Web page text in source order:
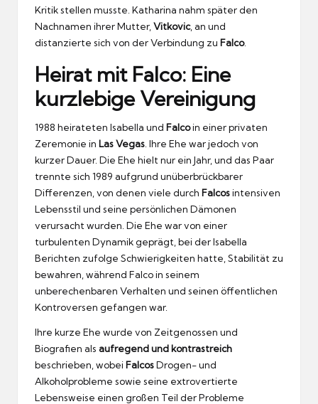
Kritik stellen musste. Katharina nahm später den
Nachnamen ihrer Mutter, Vitkovic, an und
distanzierte sich von der Verbindung zu Falco.
Heirat mit Falco: Eine
kurzlebige Vereinigung
1988 heirateten Isabella und Falcoin einer privaten
Zeremonie in Las Vegas . Ihre Ehe war jedoch von
kurzer Dauer. Die Ehe hielt nur ein Jahr, und das Paar
trennte sich 1989 aufgrund unüberbrückbarer
Differenzen, von denen viele durch Falcosintensiven
Lebensstil und seine persönlichen Dämonen
verursacht wurden. Die Ehe war von einer
turbulenten Dynamik geprägt, bei der Isabella
Berichten zufolge Schwierigkeiten hatte, Stabilität zu
bewahren, während Falco in seinem
unberechenbaren Verhalten und seinen öffentlichen
Kontroversen gefangen war.
Ihre kurze Ehe wurde von Zeitgenossen und
Biografien als aufregend und kontrastreich
beschrieben, wobeiFalcosDrogen- und
Alkoholprobleme sowie seine extrovertierte
Lebensweise einen großen Teil der Probleme